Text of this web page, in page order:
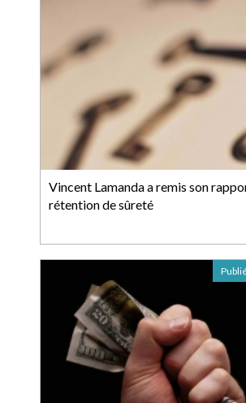
Vincent Lamanda a remis son
rétention de sûreté